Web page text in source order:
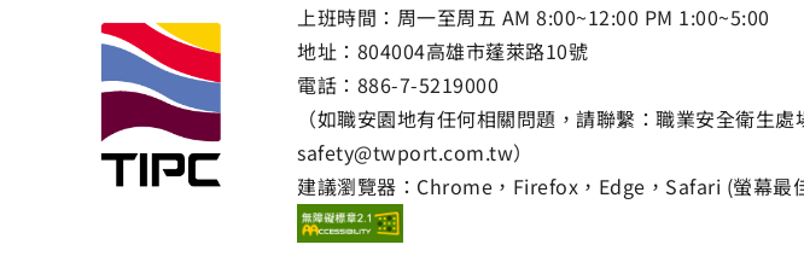
上班時間：周一至周五 AM 8:00~12:00 PM 1:00~5:00
地址： 804004高雄市蓬萊路10號
電話： 886-7-5219000
（如職安園地有任何相關問題，請聯繫：職業安全衛生
safety@twport.com.tw）
建議瀏覽器：Chrome，Firefox，Edge，Safari (螢幕最